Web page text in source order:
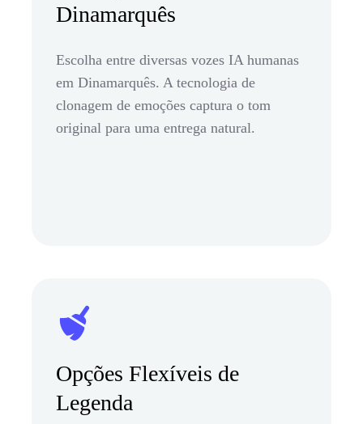
Dinamarquês
Escolha entre diversas vozes IA humanas
em Dinamarquês. A tecnologia de
clonagem de emoções captura o tom
original para uma entrega natural.
Opções Flexíveis de
Legenda